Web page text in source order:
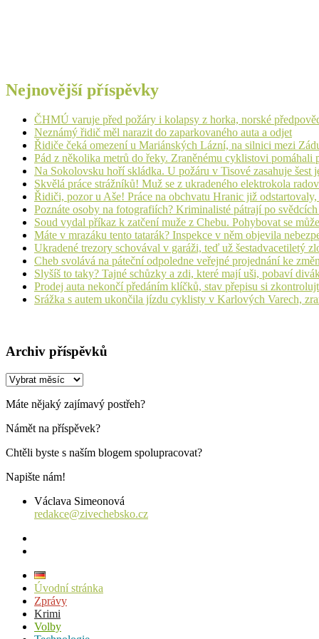
Nejnovější příspěvky
ČHMÚ varuje před požáry i kolapsy z horka, norské
Neznámý řidič měl narazit do zaparkovaného auta a odjet
Řidiče čeká omezení u Mariánských Lázní, na silnici mezi
Pád z několika metrů do řeky. Zraněnému cyklistovi pomáhali
Na Sokolovsku hoří skládka. U požáru v Tisové zasahuje šest
Skvělá práce strážníků! Muž se z ukradeného elektrokola
Řidiči, pozor u Aše! Práce na obchvatu Hranic již
Poznáte osoby na fotografiích? Kriminalisté pátrají po
Soud vydal příkaz k zatčení muže z Chebu. Pohybovat se
Máte v mrazáku tento tatarák? Inspekce v něm objevila
Ukradené trezory schovával v garáži, teď už šestadvacetiletý
Cheb svolává na páteční odpoledne veřejné projednání ke
Slyšíš to taky? Tajné schůzky a zdi, které mají uši, pobaví
Prodej auta nekončí předáním klíčků, stav přepisu si
Srážka s autem ukončila jízdu cyklisty v Karlových Varech,
Archiv příspěvků
Archiv
Máte nějaký zajímavý postřeh?
Námět na příspěvek?
Chtěli byste s naším blogem spolupracovat?
Napište nám!
Václava Simeonová
redakce@zivechebsko.cz
Úvodní stránka
Zprávy
Krimi
Volby